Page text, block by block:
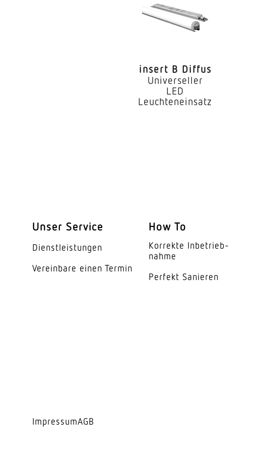
Leuchtmittel
Austauschbares Betriebsgerät
Schutzart
Schutzklasse
Energieeffizienzklasse
Herstellergarantie
Variante
insert B Diffus
Universeller
LED
Leuchteneinsatz
Unser Service
Dienst­leis­tungen
Vereinbare einen Termin
How To
Korrekte Inbe­trieb­
nahme
Perfekt Sanieren
ImpressumAGB